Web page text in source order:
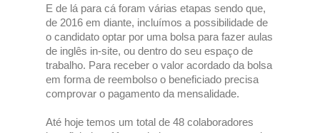
E de lá para cá foram várias etapas sendo que,
de 2016 em diante, incluímos a possibilidade de
o candidato optar por uma bolsa para fazer aulas
de inglês in-site, ou dentro do seu espaço de
trabalho. Para receber o valor acordado da bolsa
em forma de reembolso o beneficiado precisa
comprovar o pagamento da mensalidade.
Até hoje temos um total de 48 colaboradores